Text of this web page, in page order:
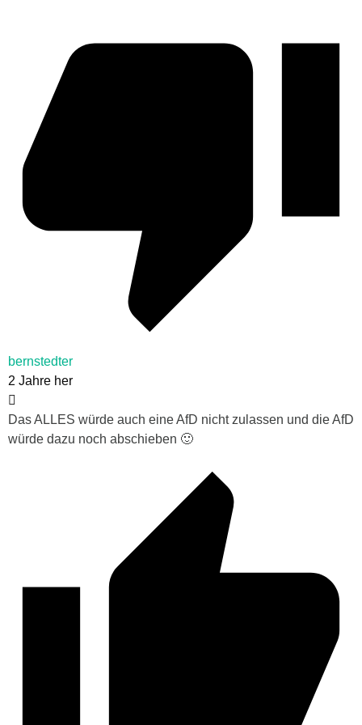
bernstedter
2 Jahre her
Das ALLES würde auch eine AfD nicht zulassen und die AfD
würde dazu noch abschieben 🙂